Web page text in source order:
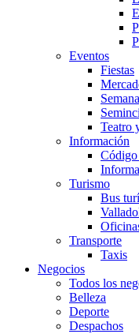
Eventos
Fiestas
Seminci
Teatro
Información
Código
Turismo
Bus
Transporte
Taxis
Negocios
Todos los
Belleza
Deporte
Despachos